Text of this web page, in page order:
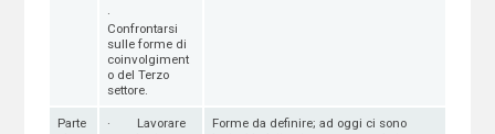
·
Confrontarsi
sulle forme di
coinvolgiment
o del Terzo
settore.
Parte
· Lavorare
Forme da definire; ad oggi ci sono